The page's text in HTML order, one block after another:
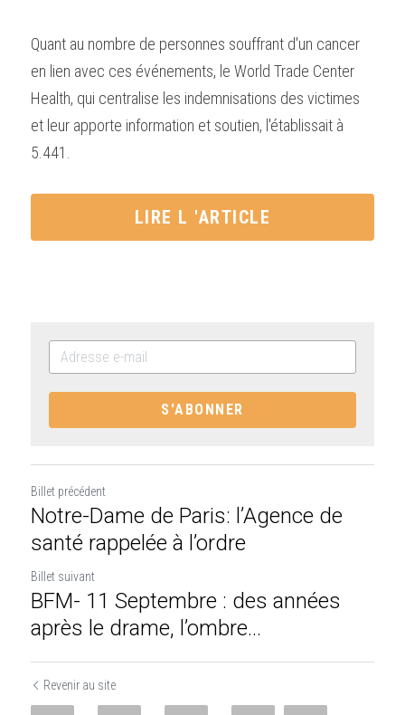
Quant au nombre de personnes souffrant d'un cancer
en lien avec ces événements, le World Trade Center
Health, qui centralise les indemnisations des victimes
et leur apporte information et soutien, l'établissait à
5.441.
LIRE L 'ARTICLE
S'ABONNER
Billet précédent
Notre-Dame de Paris: l’Agence de
santé rappelée à l’ordre
Billet suivant
BFM- 11 Septembre : des années
après le drame, l’ombre...
Revenir au site